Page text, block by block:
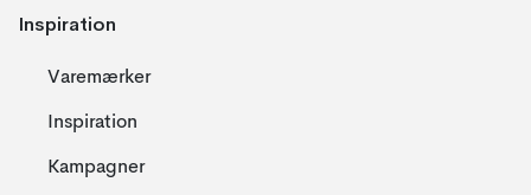
Inspiration
Varemærker
Inspiration
Kampagner